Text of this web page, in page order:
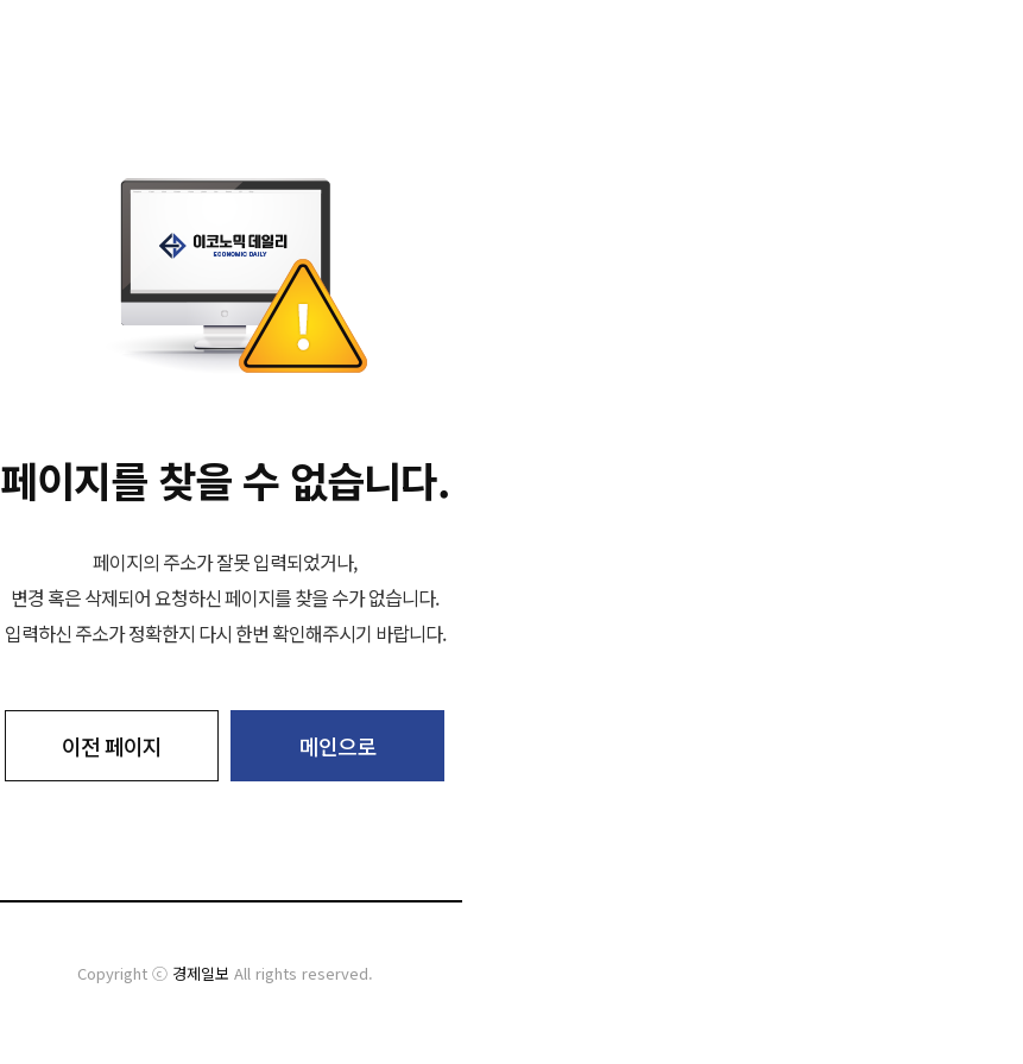
페이지를 찾을 수 없습니다.
페이지의 주소가 잘못 입력되었거나,
변경 혹은 삭제되어 요청하신 페이지를 찾을 수가 없습니다.
입력하신 주소가 정확한지 다시 한번 확인해주시기 바랍니다.
이전 페이지 메인으로
Copyright ⓒ 경제일보 All rights reserved.